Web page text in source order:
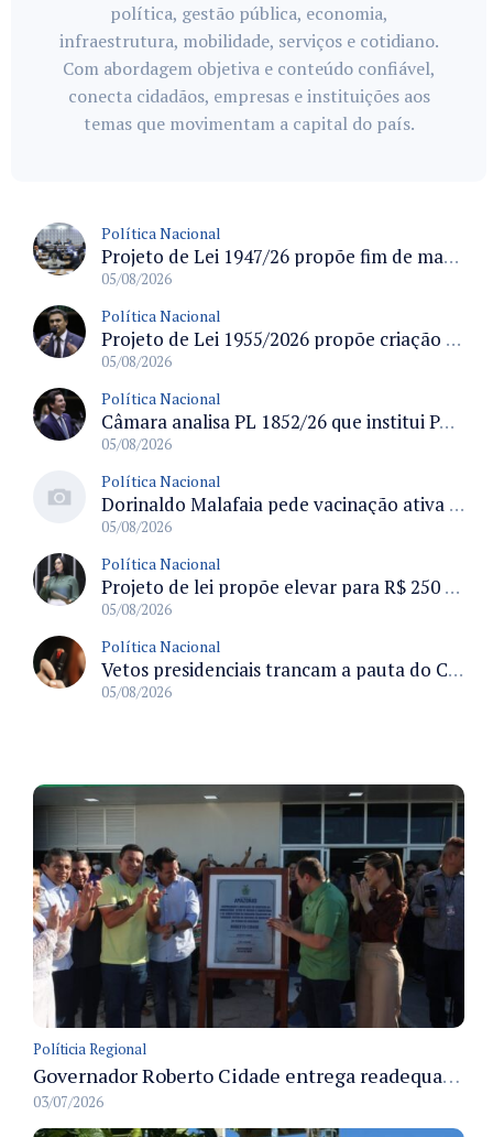
política, gestão pública, economia,
infraestrutura, mobilidade, serviços e cotidiano.
Com abordagem objetiva e conteúdo confiável,
conecta cidadãos, empresas e instituições aos
temas que movimentam a capital do país.
Política Nacional
Projeto de Lei 1947/26 propõe fim de margens para cartão de crédito e consignado do INSS
05/08/2026
Política Nacional
Projeto de Lei 1955/2026 propõe criação de geração livre de fumo ao restringir venda de vapes a nascidos desde 1º de janeiro de 2009
05/08/2026
Política Nacional
Câmara analisa PL 1852/26 que institui Política Nacional de Gestão de Desempenho e Eficiência para servidores públicos
05/08/2026
Política Nacional
Dorinaldo Malafaia pede vacinação ativa ao Ministério da Saúde para reverter queda na cobertura vacinal no Brasil
05/08/2026
Política Nacional
Projeto de lei propõe elevar para R$ 250 mil limite de isenção do IPI para pessoas com deficiência e autismo
05/08/2026
Política Nacional
Vetos presidenciais trancam a pauta do Congresso com 87 itens pendentes e incluem trechos do Orçamento de 2026
05/08/2026
Políticia Regional
Governador Roberto Cidade entrega readequação do ambulatório da FCecon e amplia capacidade de atendimento oncológico em Manaus
03/07/2026